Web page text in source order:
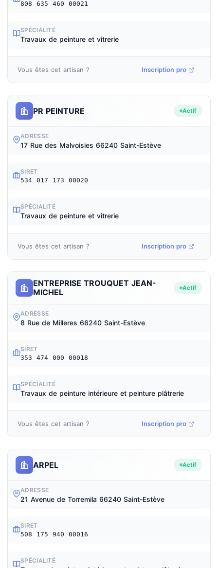
808 635 460 00021
SPÉCIALITÉ
Travaux de peinture et vitrerie
Vous êtes cet artisan ? Inscription pro
PR PEINTURE Actif
ADRESSE
17 Rue des Malvoisies 66240 Saint-Estève
SIRET
534 017 173 00020
SPÉCIALITÉ
Travaux de peinture et vitrerie
Vous êtes cet artisan ? Inscription pro
ENTREPRISE TROUQUET JEAN-
MICHEL
Actif
ADRESSE
8 Rue de Milleres 66240 Saint-Estève
SIRET
353 474 000 00018
SPÉCIALITÉ
Travaux de peinture intérieure et peinture plâtrerie
Vous êtes cet artisan ? Inscription pro
ARPEL Actif
ADRESSE
21 Avenue de Torremila 66240 Saint-Estève
SIRET
508 175 940 00016
SPÉCIALITÉ